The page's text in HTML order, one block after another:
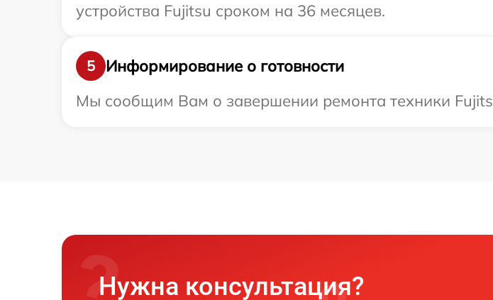
устройства Fujitsu сроком на 36 месяцев.
5
Информирование о готовности
Мы сообщим Вам о завершении ремонта техники
Нужна консультация?